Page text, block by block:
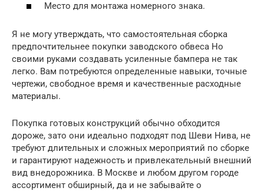
Место для монтажа номерного знака.
Я не могу утверждать, что самостоятельная сборка
предпочтительнее покупки заводского обвеса Но
своими руками создавать усиленные бампера не так
легко. Вам потребуются определенные навыки, точные
чертежи, свободное время и качественные расходные
материалы.
Покупка готовых конструкций обычно обходится
дороже, зато они идеально подходят под Шеви Нива, не
требуют длительных и сложных мероприятий по сборке
и гарантируют надежность и привлекательный внешний
вид внедорожника. В Москве и любом другом городе
ассортимент обширный, да и не забывайте о